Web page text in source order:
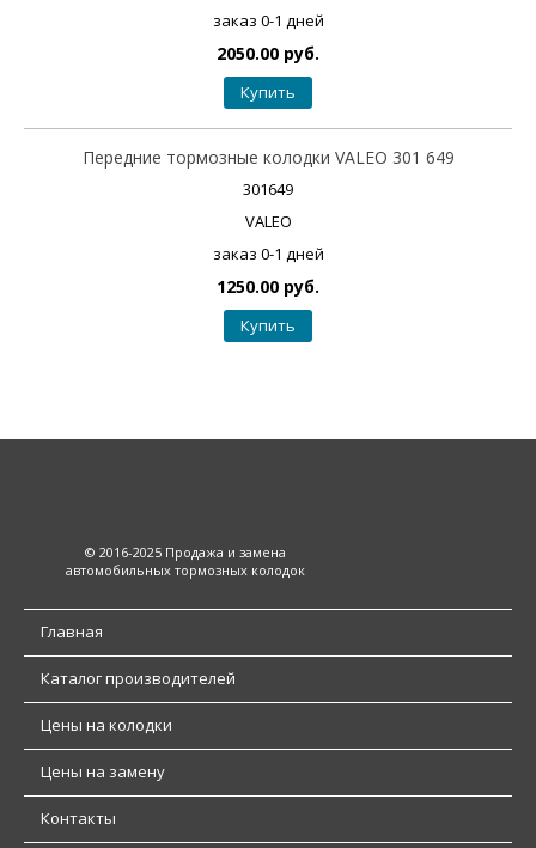
заказ 0-1 дней
2050.00 руб.
Купить
Передние тормозные колодки VALEO 301 649
301649
VALEO
заказ 0-1 дней
1250.00 руб.
Купить
© 2016-2025 Продажа и замена
автомобильных тормозных колодок
Главная
Каталог производителей
Цены на колодки
Цены на замену
Контакты